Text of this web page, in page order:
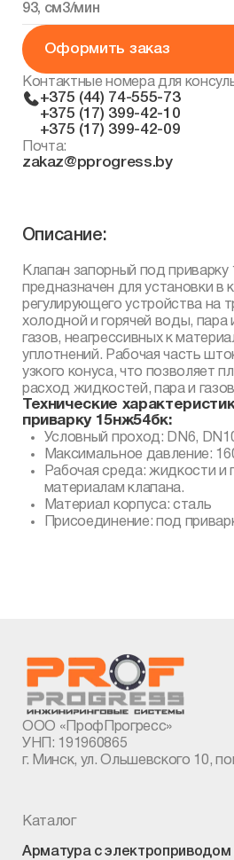
93, см3/мин
Оформить заказ
Контактные номера для
+375 (44) 74-555-73
+375 (17) 399-42-10
+375 (17) 399-42-09
Почта:
zakaz@pprogress.by
Описание:
Клапан запорный под приварку
предназначен для установки в
регулирующего устройства на
холодной и горячей воды, пара
газов, неагрессивных к
уплотнений. Рабочая часть
узкого конуса, что позволяет
расход жидкостей, пара и
Технические
приварку 15нж54бк:
Условный проход: DN6,
Максимальное давление:
Рабочая среда: жидкости и
материалам клапана.
Материал корпуса: сталь
Присоединение: под
ООО «ПрофПрогресс»
УНП: 191960865
г. Минск, ул. Ольшевского 10,
Каталог
Арматура с